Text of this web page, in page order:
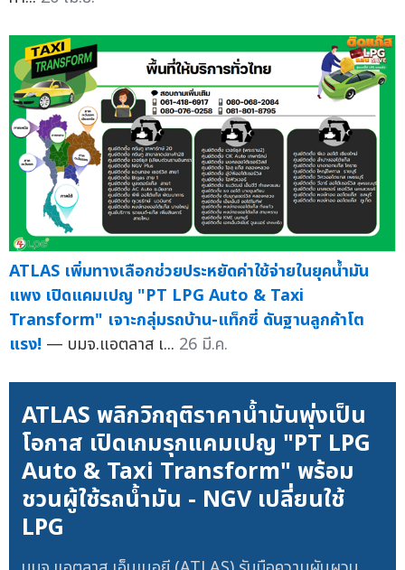
ATLAS เพิ่มทางเลือกช่วยประหยัดค่าใช้จ่ายในยุคน้ำมัน
แพง เปิดแคมเปญ "PT LPG Auto & Taxi
Transform" เจาะกลุ่มรถบ้าน-แท็กซี่ ดันฐานลูกค้าโต
แรง! — บมจ.แอตลาส เ... 26 มี.ค.
ATLAS พลิกวิกฤติราคาน้ำมันพุ่งเป็น
โอกาส เปิดเกมรุกแคมเปญ "PT LPG
Auto & Taxi Transform" พร้อม
ชวนผู้ใช้รถน้ำมัน - NGV เปลี่ยนใช้
LPG